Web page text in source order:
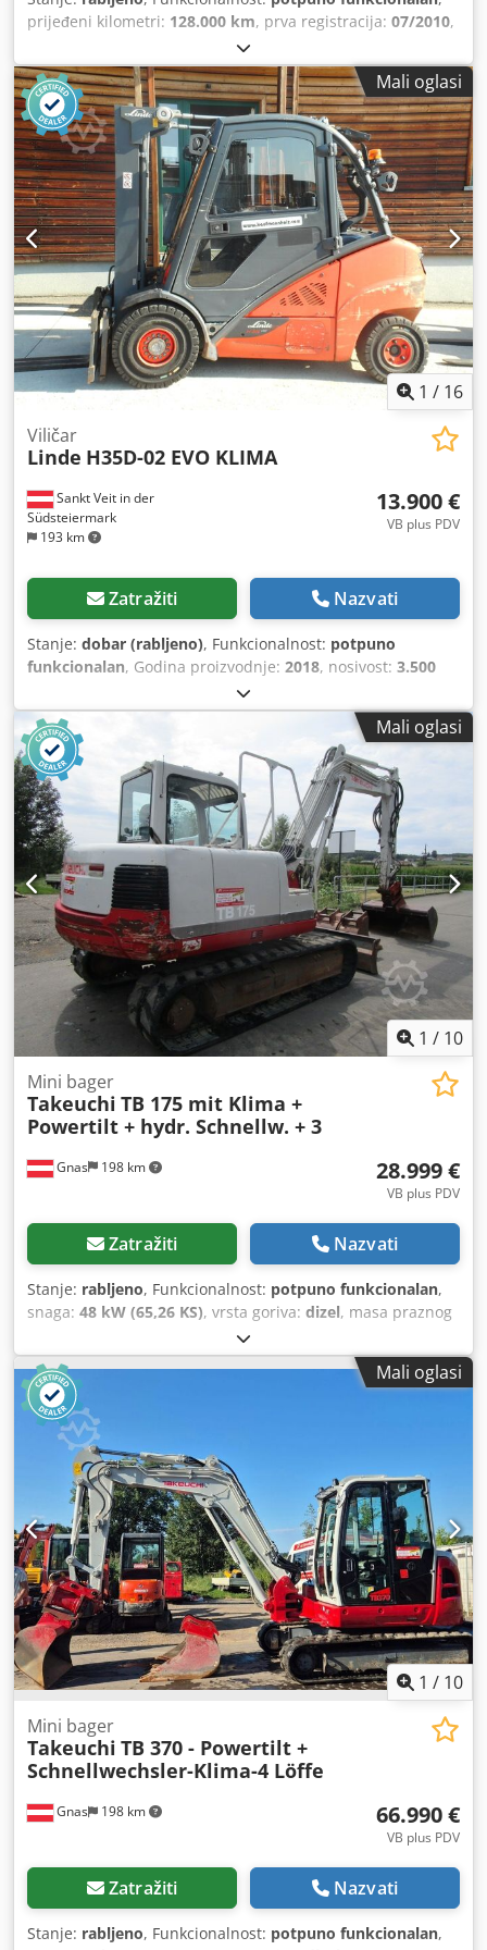
prijeđeni kilometri: 128.000 km, prva registracija: 07/2010,
, vrsta prijenosa:
Godina proizvodnje:2010, IVECO Eurocargo ML80E18 –
kiper – godina proizvodnje 2010. – vrlo dobro stanje Na
prodaju je IVECO Eurocargo ML80E18 kiper, pouzdan i
odmah spreman za upotrebu. Kamion je redovito
servisiran, tehnički je u besprijekornom stanju i nalazi se u
vrlo dobrom stanju. Idealan za građevinske, komunalne i
poljoprivredne radove. Osnovni podaci: Marka i model:
IVECO Eurocargo ML80E18 Godina proizvodnje: 2010.
Motor: 3,9 dizel (3.920 cm³) Snaga: 130 kW (177 KS)
Mjenjač: Ručni mjenjač Pogonska osovina: 4x2
Nadogradnja: Kiper Dopuštena ukupna masa: 7.490 kg
Nosivost: cca 2.900 kg Broj sjedala: 3 Dodpfxjztpirs Ak
Dswa Oprema i stanje: Servo upravljač Zračni kočioni
sustav Originalna kiper nadogradnja Čista i održavana
kabina Motor i mjenjač rade besprijekorno Kipper je
Mali oglasi
1 / 16
Sankt Veit in der
Südsteiermark
193 km
Viličar
Linde H35D-02 EVO KLIMA
13.900 €
VB plus PDV
Zatražiti Nazvati
Stanje: dobar (rabljeno), Funkcionalnost: potpuno
funkcionalan, Godina proizvodnje: 2018, nosivost: 3.500
4.650 mm
jarbola:triplex, snaga:44 kW (59,82 KS), Oprema:bočni
pomak, grijač sjedala, klima uređaj, rasvjeta, spojka
prikolice, vilice za palete
, Dizel viličar LINDE H35D-02 EVO
Godina proizvodnje: 2018. Prema satu: 14.808 sati
Nosivost: 3,5 tone Visina podizanja: 4,65 metara Ukupna
visina: 2,19 metara Snaga: 44 kW - Trostruki slobodni
podizni stup - Bočni pomak - 4. hidraulični krug do nosača
vilice - Potpuna kabina s radiom i grijanjem te KLIMOM -
Radna svjetla - Odlično originalno stanje - Spreman za
odmah korištenje - Dobra guma Cijena prodaje: 13.900,00
€ neto Dsdpfx Aezr Hhiek Dewa Moguća i povoljna dostava!
Mali oglasi
1 / 10
Gnas 198 km
Mini bager
Takeuchi TB 175 mit Klima +
Powertilt + hydr. Schnellw. + 3
28.999 €
VB plus PDV
Zatražiti Nazvati
Stanje: rabljeno, Funkcionalnost: potpuno funkcionalan,
snaga: 48 kW (65,26 KS), vrsta goriva: dizel, masa praznog
, Godina proizvodnje:
h, vrsta pogona:Diesel, Mini bager Dedpfozqxipsx Ak Djwa
Tehničko stanje: dobro Opis: Bager – gusenični bager –
mini bager TAKEUCHI TB 175 – – Godina proizvodnje 2010.
– – 8809 radnih sati – – hidraulični brzi sustav za izmjenu
priključaka – – –MARTIN-POWERTILT – – KLIMATIZACIJA – – 2
komada grabeća žlica 40 + 60 cm – – 1 komad žlica za nasip
150 cm – – – 4-cilindrični YANMAR dizelski motor 48,2 kW –
– – Gumene gusjenice, stanje cca 50 % – – PUMPA ZA
TOČENJE DIESELA – – 3. i 4. hidraulični krug – – 12-voltni
sustav – – dobro originalno stanje Brzi sustav za izmjenu
priključaka, žlice, 3. ventil, 4. ventil, radna svjetla straga,
radna svjetla sprijeda, grijanje, zatvorena kabina,
klimatizacija.
Mali oglasi
1 / 10
Gnas 198 km
Mini bager
Takeuchi TB 370 - Powertilt +
Schnellwechsler-Klima-4 Löffe
66.990 €
VB plus PDV
Zatražiti Nazvati
Stanje: rabljeno, Funkcionalnost: potpuno funkcionalan,